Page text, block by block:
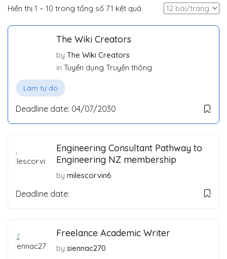
Hiển thị 1 – 10 trong tổng số 71 kết quả
The Wiki Creators
by The Wiki Creators
in Tuyển dụng Truyền thông
Làm tự do
Deadline date: 04/07/2030
Engineering Consultant Pathway to
Engineering NZ membership
by milescorvin6
Deadline date:
Freelance Academic Writer
by siennac270